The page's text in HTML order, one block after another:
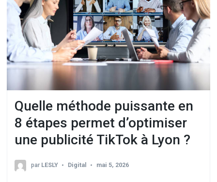
Quelle méthode puissante en
8 étapes permet d’optimiser
une publicité TikTok à Lyon ?
par LESLY Digital mai 5, 2026